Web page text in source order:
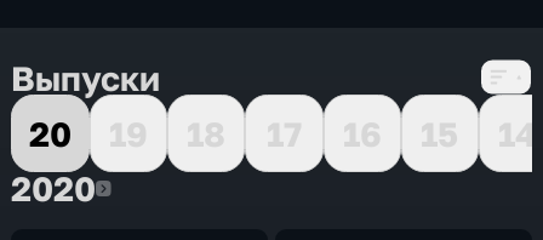
Выпуски
20
19 18 17 16 15
14
20202020